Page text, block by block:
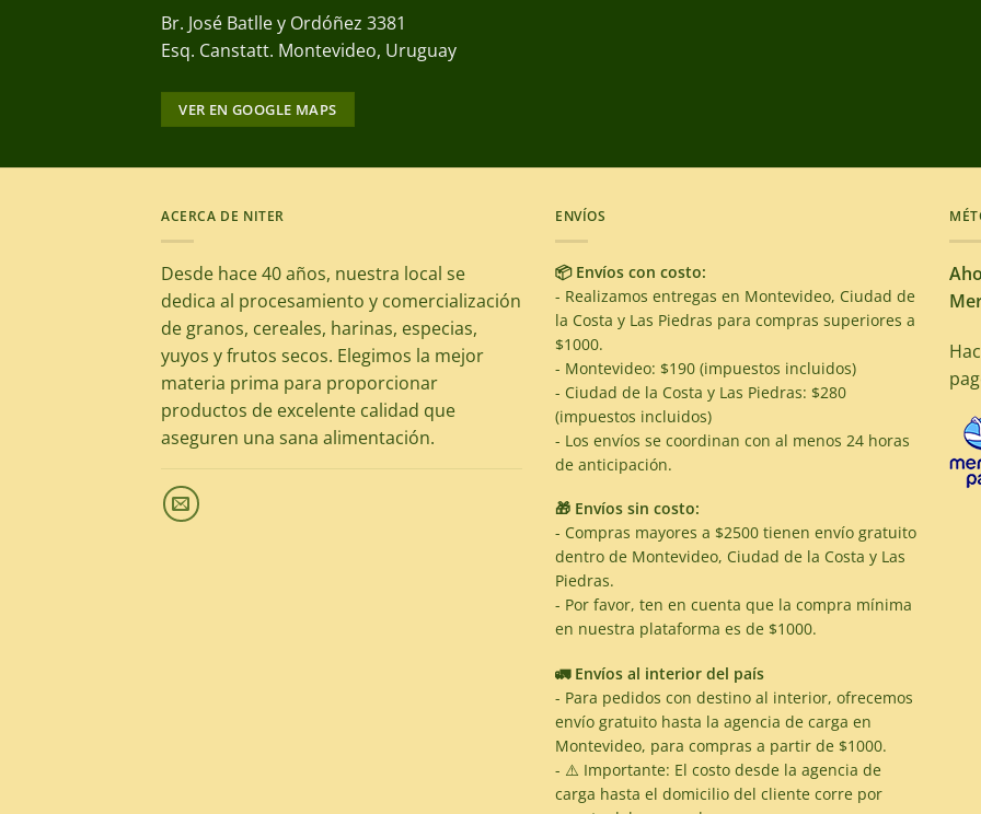
Br. José Batlle y Ordóñez 3381
Esq. Canstatt. Montevideo, Uruguay
VER EN GOOGLE MAPS
ACERCA DE NITER
Desde hace 40 años, nuestra local se
dedica al procesamiento y comercialización
de granos, cereales, harinas, especias,
yuyos y frutos secos. Elegimos la mejor
materia prima para proporcionar
productos de excelente calidad que
aseguren una sana alimentación.
ENVÍOS
📦 Envíos con costo:
- Realizamos entregas en Montevideo, Ciudad de
la Costa y Las Piedras para compras superiores a
$1000.
- Montevideo: $190 (impuestos incluidos)
- Ciudad de la Costa y Las Piedras: $280
(impuestos incluidos)
- Los envíos se coordinan con al menos 24 horas
de anticipación.
🎁 Envíos sin costo:
- Compras mayores a $2500 tienen envío gratuito
dentro de Montevideo, Ciudad de la Costa y Las
Piedras.
- Por favor, ten en cuenta que la compra mínima
en nuestra plataforma es de $1000.
🚛 Envíos al interior del país
- Para pedidos con destino al interior, ofrecemos
envío gratuito hasta la agencia de carga en
Montevideo, para compras a partir de $1000.
- ⚠️ Importante: El costo desde la agencia de
carga hasta el domicilio del cliente corre por